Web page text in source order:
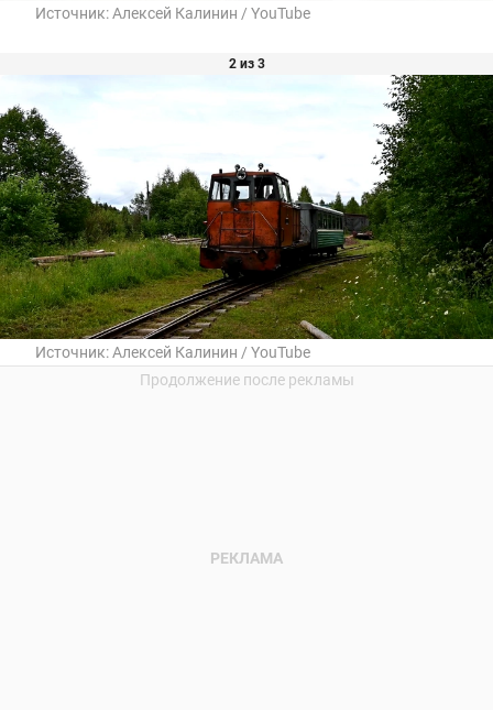
Источник:Алексей Калинин / YouTube
2 из 3
Источник:Алексей Калинин / YouTube